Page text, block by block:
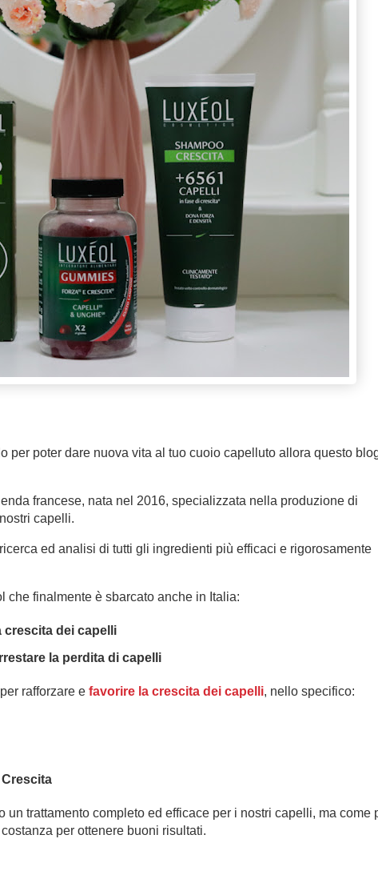
per poter dare nuova vita al tuo cuoio capelluto allora questo
francese, nata nel 2016, specializzata nella produzione di
capelli.
ed analisi di tutti gli ingredienti più efficaci e rigorosamente
che finalmente è sbarcato anche in Italia:
crescita dei capelli
la perdita di capelli
rafforzare e favorire la crescita dei capelli, nello specifico:
Crescita
un trattamento completo ed efficace per i nostri capelli, ma come
per ottenere buoni risultati.